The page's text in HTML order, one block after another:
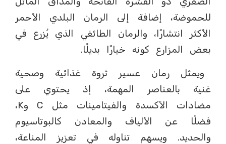
للحموضة، إضافة إلى الرمان البلدي الأحمر
الأكثر انتشارًا، والرمان الطائفي الذي يُزرع في
بعض المزارع كونه خيارًا بديلًا.
ويمثل رمان عسير ثروة غذائية وصحية
غنية بالعناصر المهمة، إذ يحتوي على
مضادات الأكسدة والفيتامينات مثل C وK،
فضلًا عن الألياف والمعادن كالبوتاسيوم
والحديد. ويسهم تناوله في تعزيز المناعة،